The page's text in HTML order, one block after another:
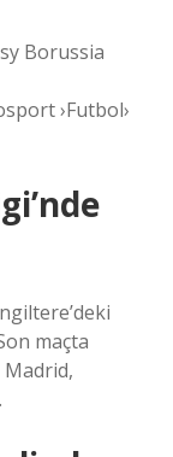
Borussia
›Futbol›
maçta
Madrid,